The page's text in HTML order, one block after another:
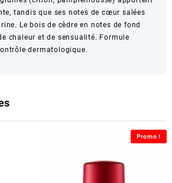
tandis que ses notes de cœur salées
Le bois de cèdre en notes de fond
chaleur et de sensualité. Formule
dermatologique.
Promo !